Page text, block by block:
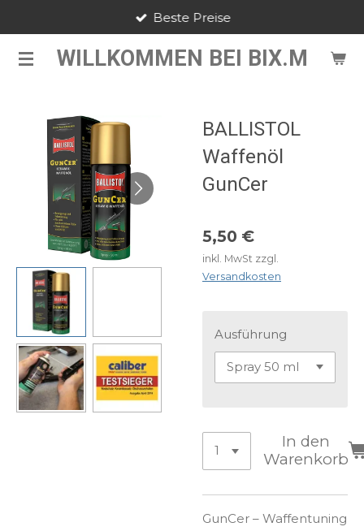
springen WILLKOMMEN BEI BIX.M
Beste Preise
BALLISTOL
Waffenöl
GunCer
5,50 €
inkl. MwSt zzgl.
Versandkosten
Ausführung
In den
Warenkorb
GunCer – Waffentuning